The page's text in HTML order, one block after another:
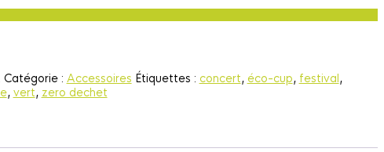
Catégorie : Accessoires Étiquettes : concert, éco-cup, festival,
, vert, zero dechet